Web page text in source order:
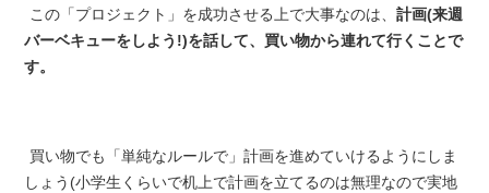
この「プロジェクト」を成功させる上で大事なのは、 計画(来週
バーベキューをしよう!)を話して、買い物から連れて行くことで
す。
買い物でも「単純なルールで」計画を進めていけるようにしま
しょう(小学生くらいで机上で計画を立てるのは無理なので実地